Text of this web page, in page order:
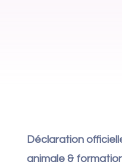
Déclaration
animale &